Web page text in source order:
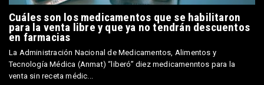
Cuáles son los medicamentos que se habilitaron
para la venta libre y que ya no tendrán descuentos
en farmacias
La Administración Nacional de Medicamentos, Alimentos y
Tecnología Médica (Anmat) “liberó” diez medicamenntos para la
venta sin receta médic...